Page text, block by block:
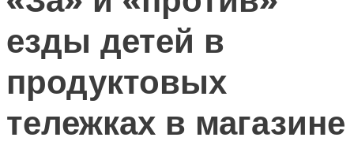
езды детей в
продуктовых
тележках в магазине